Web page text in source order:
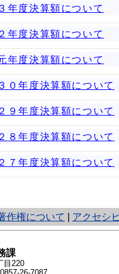
年度決算額について
年度決算額について
年度決算額について
０年度決算額について
９年度決算額について
８年度決算額について
７年度決算額について
作権について アクセシ
課
目220